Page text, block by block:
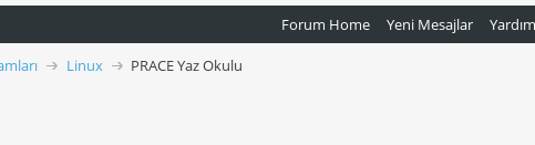
Forum Home Yeni Mesajlar Yardım
Linux PRACE Yaz Okulu